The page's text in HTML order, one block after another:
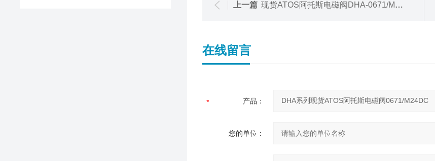
上一篇 现货ATOS阿托斯电磁阀DHA-0671/M24DC
在线留言
产品：
您的单位：